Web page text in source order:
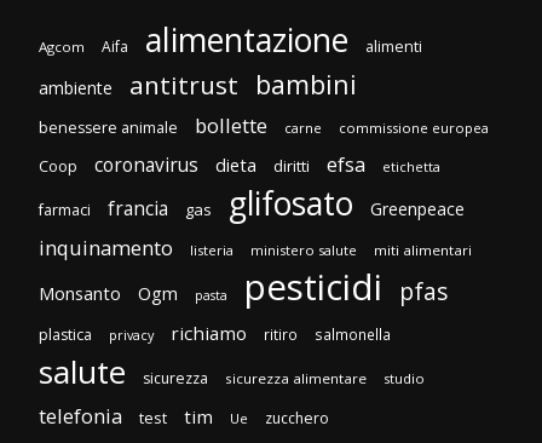
Agcom Aifa alimentazione alimenti
ambiente antitrust bambini
benessere animale bollette carne commissione europea
Coop coronavirus dieta diritti efsa etichetta
farmaci francia gas glifosato Greenpeace
inquinamento listeria ministero salute miti alimentari
Monsanto Ogm pasta pesticidi pfas
plastica privacy richiamo ritiro salmonella
salute sicurezza sicurezza alimentare studio
telefonia test tim Ue zucchero